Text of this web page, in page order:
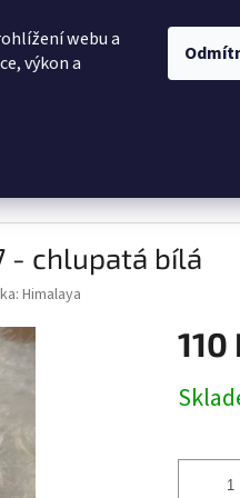
webu a
výkon a
- chlupatá bílá
Himalaya
110
cena: